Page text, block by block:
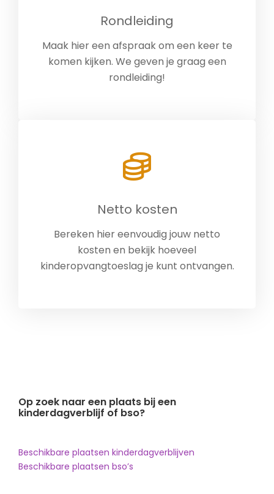
Rondleiding
Maak hier een afspraak om een keer te
komen kijken. We geven je graag een
rondleiding!
Netto kosten
Bereken hier eenvoudig jouw netto
kosten en bekijk hoeveel
kinderopvangtoeslag je kunt ontvangen.
Op zoek naar een plaats bij een
kinderdagverblijf of bso?
Beschikbare plaatsen kinderdagverblijven
Beschikbare plaatsen bso’s